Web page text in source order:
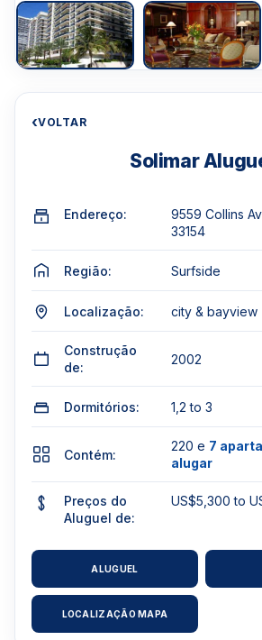
‹VOLTAR
Solimar
Endereço:
9559 Collins
33154
Região: Surfside
Localização: city & bayview
Construção
de:
2002
Dormitórios: 1,2 to 3
Contém:
220 e 7
alugar
Preços do
Aluguel de:
US$5,300 to
ALUGUEL
LOCALIZAÇÃO MAPA